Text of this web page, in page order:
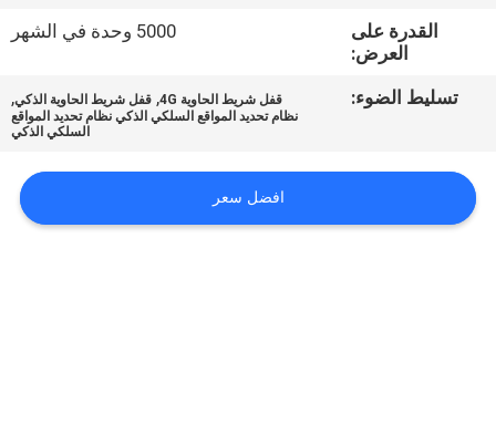
مراقبة
بنا
القدرة على
العرض:
5000 وحدة في الشهر
تسليط الضوء: قفل شريط الحاوية 4G , قفل شريط الحاوية الذكي,
نظام تحديد المواقع السلكي الذكي نظام تحديد المواقع
السلكي الذكي
افضل سعر